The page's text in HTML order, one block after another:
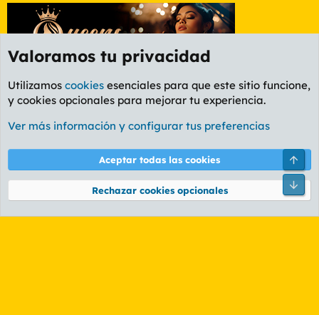
Etiquetas
Cookies
PL OLDSTYLE AMARILLO
Términos y reglas Política de privacidad Ayuda
Community platform by XenForo® © 2010-2026 XenForo Ltd.
Valoramos tu privacidad
Utilizamos cookies esenciales para que este sitio funcione,
y cookies opcionales para mejorar tu experiencia.
Ver más información y configurar tus preferencias
Aceptar todas las cookies
Rechazar cookies opcionales
Pie